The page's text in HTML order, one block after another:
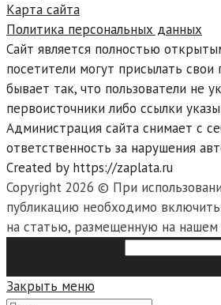
Карта сайта
Политика персональных данных
Сайт является полностью
посетители могут присылать свои
бывает так, что пользователи не
первоисточники либо ссылки
Администрация сайта снимает с
ответственность за нарушения
Created by https://zaplata.ru
Copyright 2026 © При
публикацию необходимо
на статью, размещенную на нашем
Закрыть меню